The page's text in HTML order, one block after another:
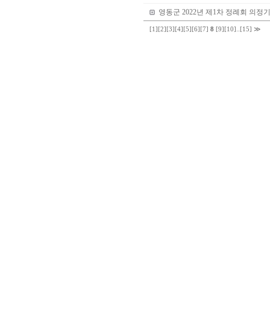
영동군 2022년 제1차 정례회 의정
[1] [2] [3] [4] [5] [6] [7] 8 [9] [10] [15] ≫